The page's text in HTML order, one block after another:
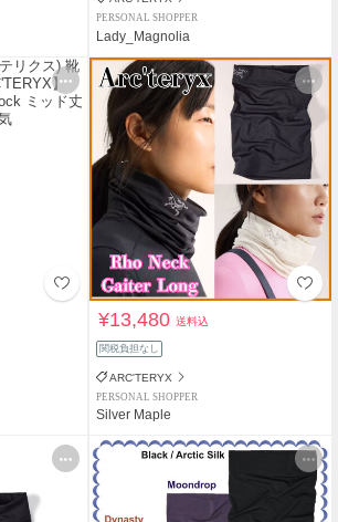
PERSONAL SHOPPER
Lady_Magnolia
¥13,480送料込
関税負担なし
ARC'TERYX
PERSONAL SHOPPER
Silver Maple